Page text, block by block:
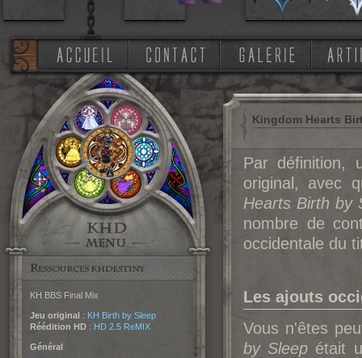
KH BBS Final Mix
Jeu original : KH Birth by Sleep
Réédition HD : HD 2.5 ReMIX
Général
Kingdom Hearts
Par définition,
original, avec
Hearts Birth by
nombre de
occidentale du
Les ajouts
Vous n'êtes
by Sleep était